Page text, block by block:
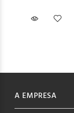
A EMPRESA